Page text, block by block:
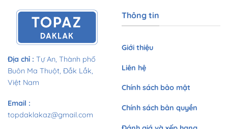
Địa chỉ : Tự An, Thành phố
Buôn Ma Thuột, Đắk Lắk,
Việt Nam
Email :
topdaklakaz@gmail.com
Thông tin
Giới thiệu
Liên hệ
Chính sách bảo mật
Chính sách bản quyền